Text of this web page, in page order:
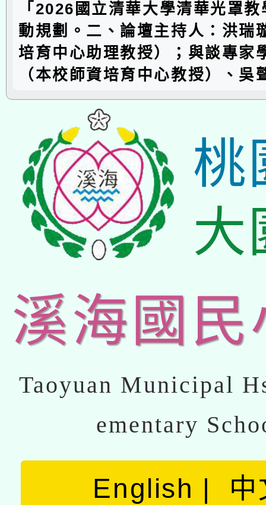
「2026國立清華大學清華光罩
動規劃。二、論壇主持人：洪瑞
培育中心助理教授）；與談專家
（本校師資培育中心教授）、吳
桃
大
溪海國民
Taoyuan Municipal
ementary
English 中